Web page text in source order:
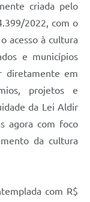
criada pelo
2022, com o
acesso à cultura
e municípios
diretamente em
projetos e
da Lei Aldir
agora com foco
da cultura
com R$